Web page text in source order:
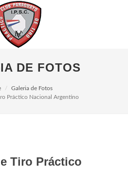
DE FOTOS
Galeria de Fotos
Práctico Nacional Argentino
Tiro Práctico